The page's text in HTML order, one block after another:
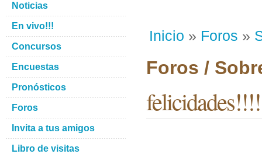
Inicio » Foros »
Foros /
felicidades!!!!
Noticias
En vivo!!!
Concursos
Encuestas
Pronósticos
Foros
Invita a tus amigos
Libro de visitas